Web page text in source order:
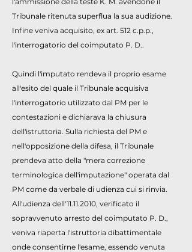
Tribunale ritenuta superflua la sua audizione.
Infine veniva acquisito, ex art. 512 c.p.p.,
l'interrogatorio del coimputato P. D..
Quindi l'imputato rendeva il proprio esame
all'esito del quale il Tribunale acquisiva
l'interrogatorio utilizzato dal PM per le
contestazioni e dichiarava la chiusura
dell'istruttoria. Sulla richiesta del PM e
nell'opposizione della difesa, il Tribunale
prendeva atto della "mera correzione
terminologica dell'imputazione" operata dal
PM come da verbale di udienza cui si rinvia.
All'udienza dell'11.11.2010, verificato il
sopravvenuto arresto del coimputato P. D.,
veniva riaperta l'istruttoria dibattimentale
onde consentirne l'esame, essendo venuta